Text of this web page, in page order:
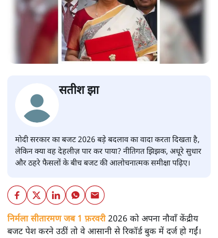
सतीश झा
मोदी सरकार का बजट 2026 बड़े बदलाव का वादा करता दिखता है,
लेकिन क्या वह देहलीज़ पार कर पाया? नीतिगत झिझक, अधूरे सुधार
और ठहरे फैसलों के बीच बजट की आलोचनात्मक समीक्षा पढ़िए।
निर्मला सीतारमण जब 1 फ़रवरी2026 को अपना नौवाँ केंद्रीय
बजट पेश करने उठीं तो वे आसानी से रिकॉर्ड बुक में दर्ज हो गईं।